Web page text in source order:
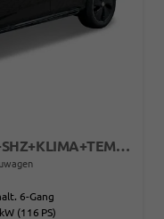
CLASSIC SELECTION KAMERA+SHZ+KLIMA+TEMPOMAT+LED+16" LM
6-Gang
(116 PS)